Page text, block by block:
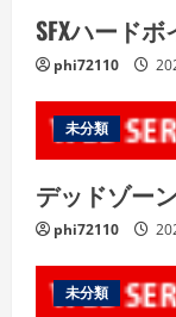
SFXハード
phi72110
未分類
デッドゾー
phi72110
未分類